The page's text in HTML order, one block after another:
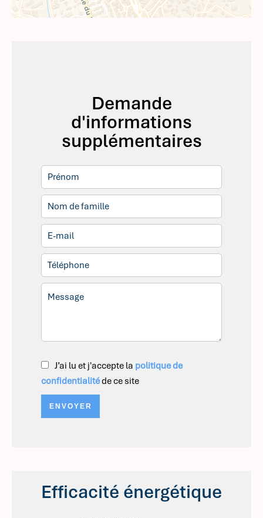
Demande
d'informations
supplémentaires
J’ai lu et j'accepte la politique de
confidentialitéde ce site
ENVOYER
Efficacité énergétique